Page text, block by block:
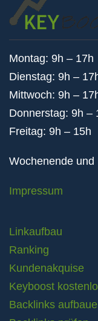
Montag: 9h – 17h
Dienstag: 9h –
Mittwoch: 9h –
Donnerstag: 9h –
Freitag: 9h – 15h
Wochenende
Impressum
Linkaufbau
Ranking
Kundenakquise
Keyboost
Backlinks